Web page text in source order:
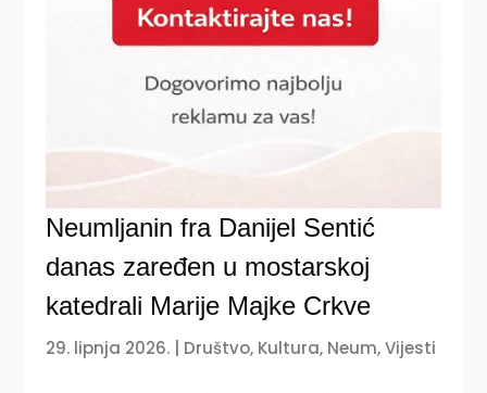
Neumljanin fra Danijel Sentić
danas zaređen u mostarskoj
katedrali Marije Majke Crkve
29. lipnja 2026. Društvo, Kultura, Neum,Vijesti